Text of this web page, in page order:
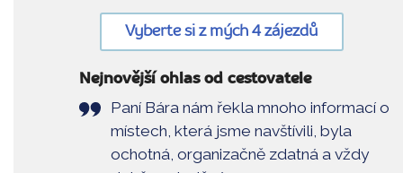
Vyberte si z mých 4 zájezdů
Nejnovější ohlas od cestovatele
Paní Bára nám řekla mnoho informací o
místech, která jsme navštívili, byla
ochotná, organizačně zdatná a vždy